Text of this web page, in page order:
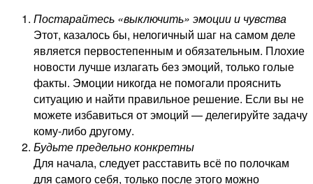
Постарайтесь «выключить» эмоции и чувства
Этот, казалось бы, нелогичный шаг на самом деле
является первостепенным и обязательным. Плохие
новости лучше излагать без эмоций, только голые
факты. Эмоции никогда не помогали прояснить
ситуацию и найти правильное решение. Если вы не
можете избавиться от эмоций — делегируйте задачу
кому-либо другому.
Будьте предельно конкретны
Для начала, следует расставить всё по полочкам
для самого себя, только после этого можно